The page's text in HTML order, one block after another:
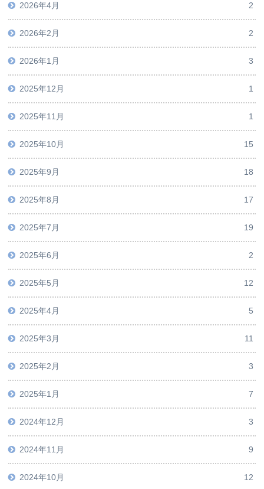
2026年4月 2
2026年2月 2
2026年1月 3
2025年12月 1
2025年11月 1
2025年10月 15
2025年9月 18
2025年8月 17
2025年7月 19
2025年6月 2
2025年5月 12
2025年4月 5
2025年3月 11
2025年2月 3
2025年1月 7
2024年12月 3
2024年11月 9
2024年10月 12